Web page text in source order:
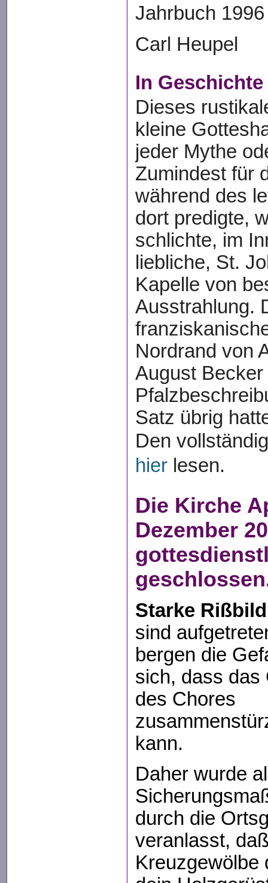
Jahrbuch 1996
Carl Heupel
In
Dieses
kleine
jeder Mythe
Zumindest für
während des
dort predigte,
schlichte, im
liebliche, St.
Kapelle von
Ausstrahlung.
Nordrand von
August
Satz übrig
Den
hier lesen.
Die Kirche
Dezember
Starke
sind
bergen die
sich, dass das
des Chores
kann.
Daher wurde
durch die
veranlasst,
Kreuzgewölbe